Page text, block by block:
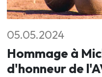
05.05.2024
Hommage à
d'honneur de